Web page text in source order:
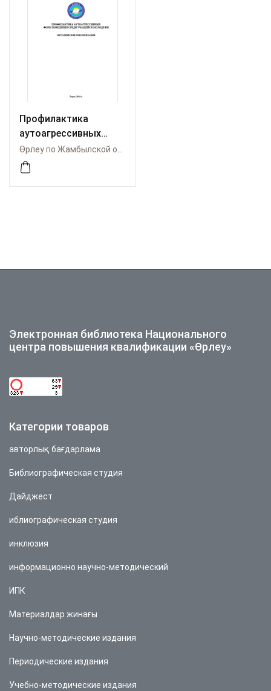
Профилактика
аутоагрессивных
форм поведения
среди учащейся
молодежи.
Электронная библиотека Национального
центра повышения квалификации «Өрлеу»
Категории товаров
авторлық бағдарлама
Библиографическая студия
Дайджест
иблиографическая студия
инклюзия
информационно научно-методический
ИПК
Материалдар жинағы
Научно-методические издания
Периодические издания
Учебно-методические издания